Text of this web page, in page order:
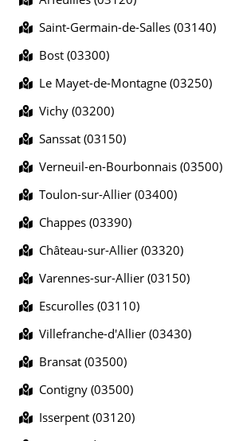
Saint-Germain-de-Salles (03140)
Bost (03300)
Le Mayet-de-Montagne (03250)
Vichy (03200)
Sanssat (03150)
Verneuil-en-Bourbonnais (03500)
Toulon-sur-Allier (03400)
Chappes (03390)
Château-sur-Allier (03320)
Varennes-sur-Allier (03150)
Escurolles (03110)
Villefranche-d'Allier (03430)
Bransat (03500)
Contigny (03500)
Isserpent (03120)